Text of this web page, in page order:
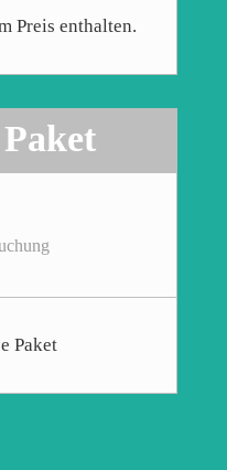
Preis enthalten.
Paket